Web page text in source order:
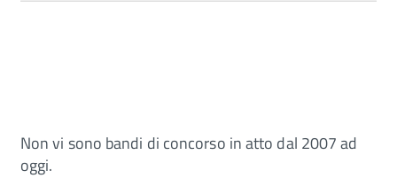
Non vi sono bandi di concorso in atto dal 2007 ad
oggi.